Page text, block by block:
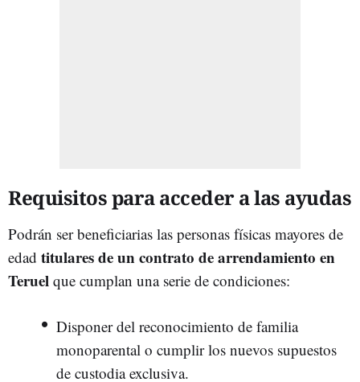
Requisitos para acceder a las ayudas
Podrán ser beneficiarias las personas físicas mayores de
edad titulares de un contrato de arrendamiento en
Teruel que cumplan una serie de condiciones:
Disponer del reconocimiento de familia
monoparental o cumplir los nuevos supuestos
de custodia exclusiva.